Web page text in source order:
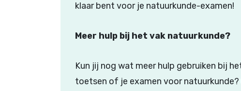
klaar bent voor je natuurkunde-examen!
Meer hulp bij het vak natuurkunde?
Kun jij nog wat meer hulp gebruiken bij
toetsen of je examen voor